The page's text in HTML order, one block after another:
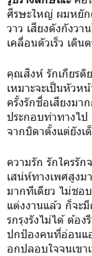
ศีรษะใหญ่ ผมหยั
วาว เสียงดังกังว
เคลื่อนตัวเร็ว เดิน
คุณสิงห์ รักเกียรติ
เหมาะจะเป็นหัวห
ครั้งรักชื่อเสียงมา
ประกอบท่าทางไ
จากบิดาตั้งแต่ยังเ
ความรัก รักใครรั
เสน่ห์ทางเพศสูง
มากทีเดียว ไม่ชอ
แต่งงานแล้ว ก็จะ
รกรุงรังไม่ได้ ต้อ
ปกป้องคนที่อ่อนแ
อกปลอบใจจนเข